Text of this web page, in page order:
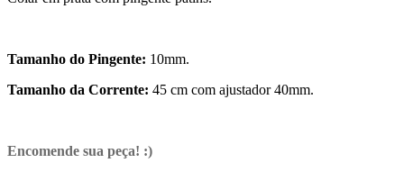
Tamanho do Pingente: 10mm.
Tamanho da Corrente: 45 cm com ajustador 40mm.
Encomende sua peça! :)